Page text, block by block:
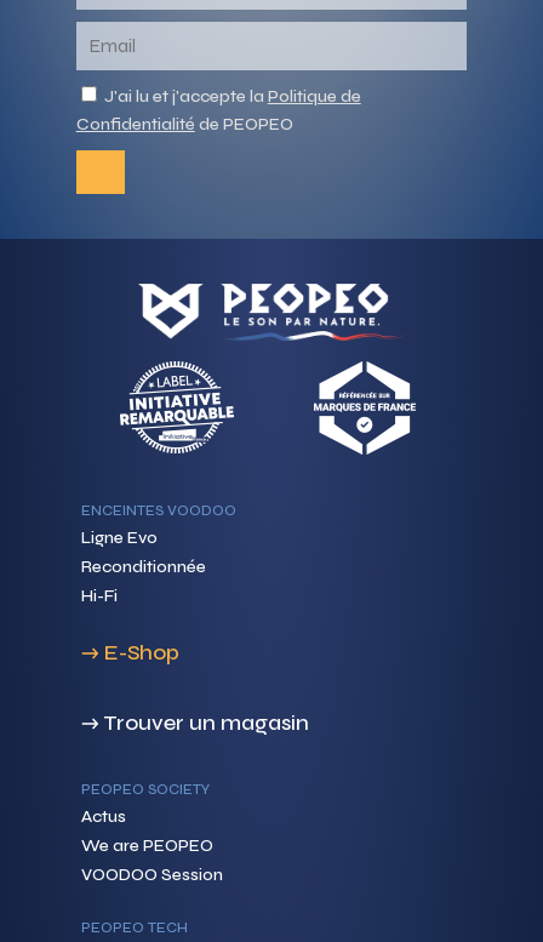
J'ai lu et j'accepte la Politique de
Confidentialité de PEOPEO
ENCEINTES VOODOO
Ligne Evo
Reconditionnée
Hi-Fi
→ E-Shop
→ Trouver un magasin
PEOPEO SOCIETY
Actus
We are PEOPEO
VOODOO Session
PEOPEO TECH